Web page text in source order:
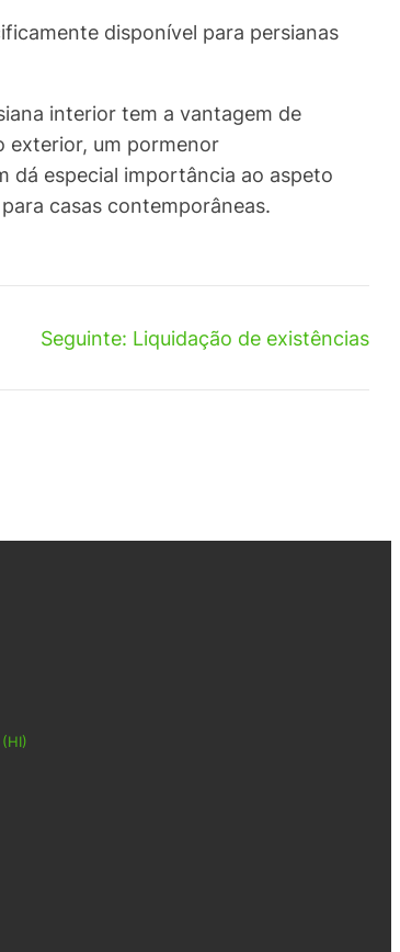
disponível para persianas
interior tem a vantagem de
exterior, um pormenor
dá especial importância ao aspeto
casas contemporâneas.
Seguinte: Liquidação de existências